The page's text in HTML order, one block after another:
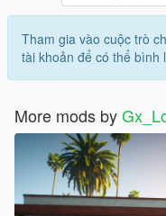
Tham gia vào cuộc trò
tài khoản để có thể bình
More mods by